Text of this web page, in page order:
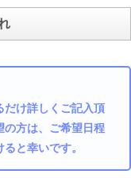
だけ詳しくご記入頂
の方は、ご希望日程
と幸いです。